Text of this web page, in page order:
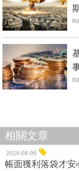
觀
觀
相關文章
2026.08.06
帳面獲利落袋才安